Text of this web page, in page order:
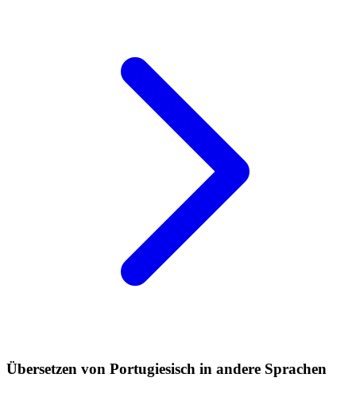
Übersetzen von Portugiesisch in andere Sprachen